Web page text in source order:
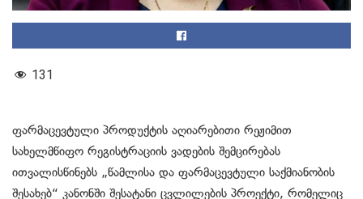
131
ფარმაცევტული პროდუქტის აღიარებითი რეჟიმით
სახელმწიფო რეგისტრაციის ვადების შემცირებას
ითვალისწინებს „წამლისა და ფარმაცევტული საქმიანობის
შესახებ“ კანონში შესატანი ცვლილების პროექტი, რომელიც